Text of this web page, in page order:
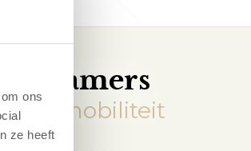
ons
ze heeft
kamers
mobiliteit